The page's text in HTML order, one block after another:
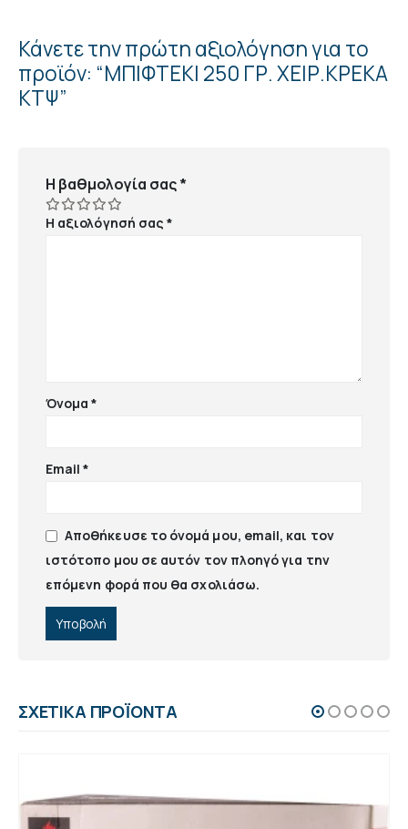
Κάνετε την πρώτη αξιολόγηση για το
προϊόν: “ΜΠΙΦΤΕΚΙ 250 ΓΡ. ΧΕΙΡ.ΚΡΕΚΑ
ΚΤΨ”
Η βαθμολογία σας*
Η αξιολόγησή σας*
Όνομα*
Email*
Αποθήκευσε το όνομά μου, email, και τον
ιστότοπο μου σε αυτόν τον πλοηγό για την
επόμενη φορά που θα σχολιάσω.
ΣΧΕΤΙΚΆ ΠΡΟΪΌΝΤΑ